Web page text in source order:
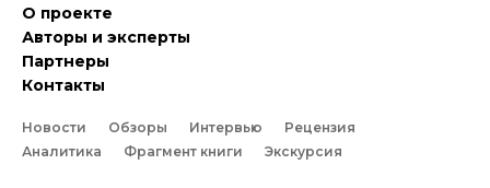
О проекте
Авторы и эксперты
Партнеры
Контакты
Новости Обзоры Интервью
Рецензия
Аналитика
Фрагмент книги Экскурсия